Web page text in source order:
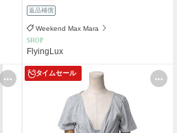
返品補償
Weekend Max Mara
SHOP
FlyingLux
タイムセール